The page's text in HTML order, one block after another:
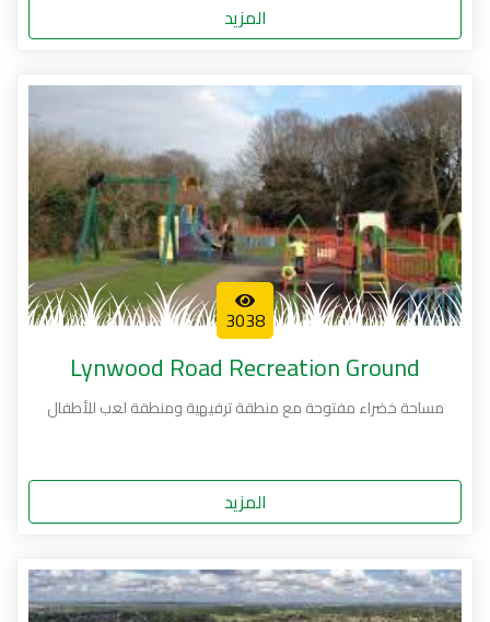
المزيد
3038
Lynwood Road Recreation Ground
مساحة خضراء مفتوحة مع منطقة ترفيهية ومنطقة لعب للأطفال
المزيد